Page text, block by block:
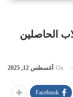
الحاصلين
On أغسطس 12, 2025
Facebook